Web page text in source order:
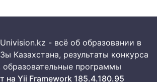
- всё об образовании в
Казахстана, результаты конкурса
образовательные программы
на Yii Framework 185.4.180.95